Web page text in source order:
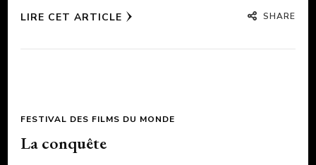
LIRE CET ARTICLE SHARE
FESTIVAL DES FILMS DU MONDE
La conquête